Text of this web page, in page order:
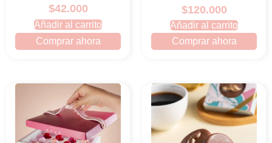
$42.000
Añadir al carrito
Comprar ahora
$120.000
Añadir al carrito
Comprar ahora